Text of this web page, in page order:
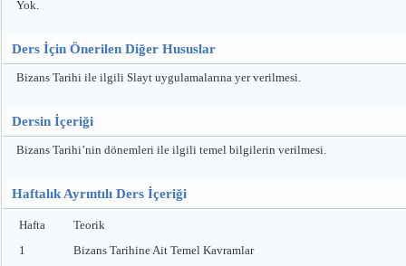
Yok.
Ders İçin Önerilen Diğer Hususlar
Bizans Tarihi ile ilgili Slayt uygulamalarına yer verilmesi.
Dersin İçeriği
Bizans Tarihi’nin dönemleri ile ilgili temel bilgilerin verilmesi.
Haftalık Ayrıntılı Ders İçeriği
Hafta
Teorik
1
Bizans Tarihine Ait Temel Kavramlar